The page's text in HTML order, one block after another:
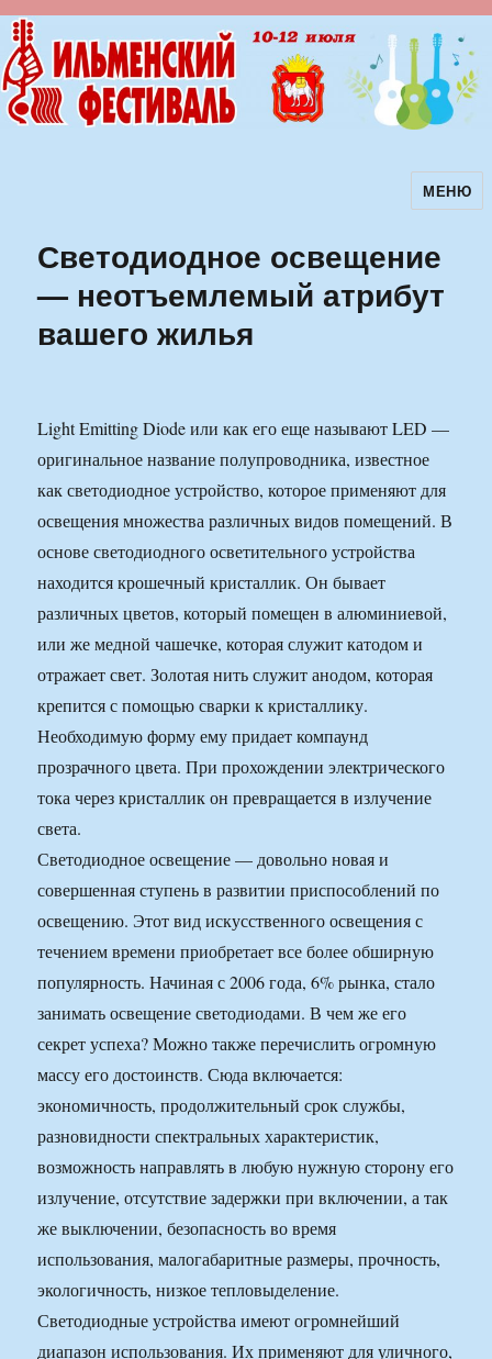
Ильменский фестиваль авторскойМЕНЮ
Светодиодное освещение
— неотъемлемый атрибут
вашего жилья
Light Emitting Diode или как его еще называют LED —
оригинальное название полупроводника, известное
как светодиодное устройство, которое применяют для
освещения множества различных видов помещений. В
основе светодиодного осветительного устройства
находится крошечный кристаллик. Он бывает
различных цветов, который помещен в алюминиевой,
или же медной чашечке, которая служит катодом и
отражает свет. Золотая нить служит анодом, которая
крепится с помощью сварки к кристаллику.
Необходимую форму ему придает компаунд
прозрачного цвета. При прохождении электрического
тока через кристаллик он превращается в излучение
света.
Светодиодное освещение — довольно новая и
совершенная ступень в развитии приспособлений по
освещению. Этот вид искусственного освещения с
течением времени приобретает все более обширную
популярность. Начиная с 2006 года, 6% рынка, стало
занимать освещение светодиодами. В чем же его
секрет успеха? Можно также перечислить огромную
массу его достоинств. Сюда включается:
экономичность, продолжительный срок службы,
разновидности спектральных характеристик,
возможность направлять в любую нужную сторону его
излучение, отсутствие задержки при включении, а так
же выключении, безопасность во время
использования, малогабаритные размеры, прочность,
экологичность, низкое тепловыделение.
Светодиодные устройства имеют огромнейший
диапазон использования. Их применяют для уличного,